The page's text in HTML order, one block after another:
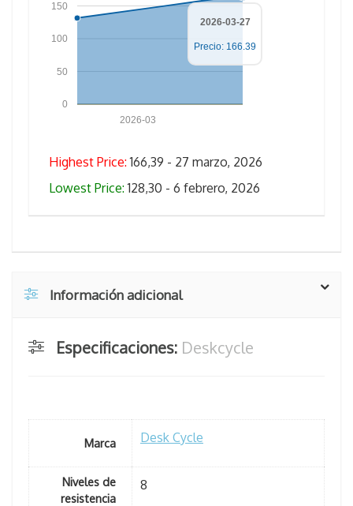
0
50
100
150
2026-03
2026-03-27
Precio: 166.39
Highest Price:166,39 - 27 marzo, 2026
Lowest Price:128,30 - 6 febrero, 2026
Información adicional
Especificaciones: Deskcycle
Marca Desk Cycle
Niveles de
resistencia
8